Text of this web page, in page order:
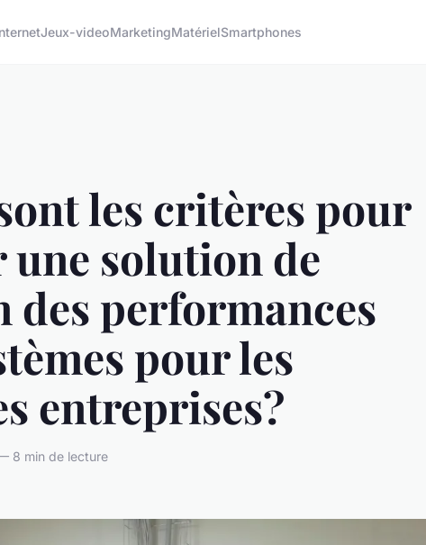
Jeux-videoMarketingMatérielSmartphones
les critères pour
solution de
des performances
pour les
entreprises?
8 min de lecture